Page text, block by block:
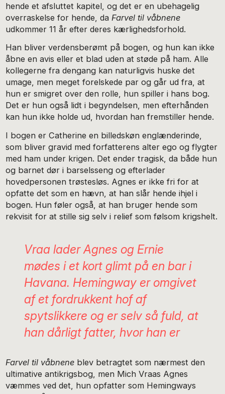
hende et afsluttet kapitel, og det er en ubehagelig
overraskelse for hende, da Farvel til våbnene
udkommer 11 år efter deres kærlighedsforhold.
Han bliver verdensberømt på bogen, og hun kan ikke
åbne en avis eller et blad uden at støde på ham. Alle
kollegerne fra dengang kan naturligvis huske det
umage, men meget forelskede par og går ud fra, at
hun er smigret over den rolle, hun spiller i hans bog.
Det er hun også lidt i begyndelsen, men efterhånden
kan hun ikke holde ud, hvordan han fremstiller hende.
I bogen er Catherine en billedskøn englænderinde,
som bliver gravid med forfatterens alter ego og flygter
med ham under krigen. Det ender tragisk, da både hun
og barnet dør i barselsseng og efterlader
hovedpersonen trøstesløs. Agnes er ikke fri for at
opfatte det som en hævn, at han slår hende ihjel i
bogen. Hun føler også, at han bruger hende som
rekvisit for at stille sig selv i relief som følsom krigshelt.
Vraa lader Agnes og Ernie
mødes i et kort glimt på en bar i
Havana. Hemingway er omgivet
af et fordrukkent hof af
spytslikkere og er selv så fuld, at
han dårligt fatter, hvor han er
Farvel til våbnene blev betragtet som nærmest den
ultimative antikrigsbog, men Mich Vraas Agnes
væmmes ved det, hun opfatter som Hemingways